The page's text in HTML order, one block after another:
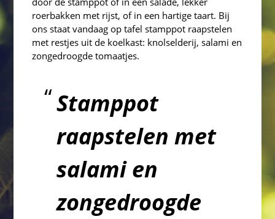
roerbakken met rijst, of in een hartige taart. Bij
ons staat vandaag op tafel stamppot raapstelen
met restjes uit de koelkast: knolselderij, salami en
zongedroogde tomaatjes.
Stamppot
raapstelen met
salami en
zongedroogde